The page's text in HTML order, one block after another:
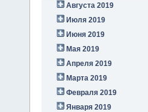
Августа 2019
Июля 2019
Июня 2019
Мая 2019
Апреля 2019
Марта 2019
Февраля 2019
Января 2019